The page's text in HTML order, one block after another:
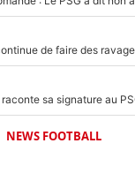
NEWS FOOTBALL